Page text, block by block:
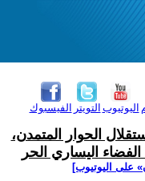
الفيسبوك التويتر اليوتيوب
الحوار المتمدن،
اليساري الحر
على اليوتيوب]